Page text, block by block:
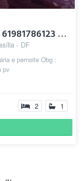
DORMITÓRIO MASCULINO ( 61981786123 / TAGUATINGA CENTRO DF)
- DF
e pernoite Obg :
pv
2 1